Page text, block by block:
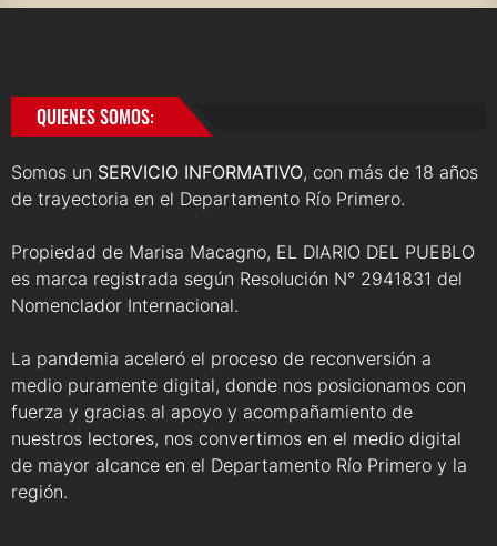
QUIENES SOMOS:
Somos un SERVICIO INFORMATIVO, con más de 18 años
de trayectoria en el Departamento Río Primero.
Propiedad de Marisa Macagno, EL DIARIO DEL PUEBLO
es marca registrada según Resolución N° 2941831 del
Nomenclador Internacional.
La pandemia aceleró el proceso de reconversión a
medio puramente digital, donde nos posicionamos con
fuerza y gracias al apoyo y acompañamiento de
nuestros lectores, nos convertimos en el medio digital
de mayor alcance en el Departamento Río Primero y la
región.